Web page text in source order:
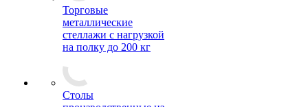
Торговые
металлические
стеллажи с нагрузкой
на полку до 200 кг
Столы